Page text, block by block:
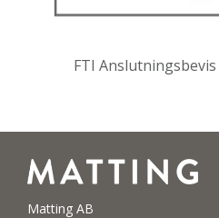
FTI
Matting AB